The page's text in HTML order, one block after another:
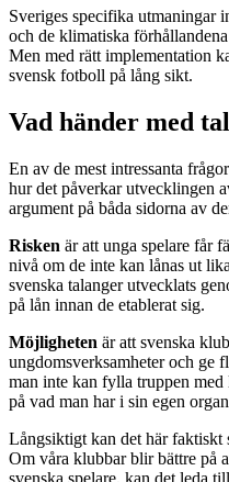
Sveriges specifika utmaningar
och de klimatiska
Men med rätt implementation
svensk fotboll på lång sikt.
Vad händer med
En av de mest intressanta
hur det påverkar utvecklingen
argument på båda sidorna av
Risken är att unga spelare får
nivå om de inte kan lånas ut
svenska talanger utvecklats
på lån innan de etablerat sig.
Möjligheten är att svenska
ungdomsverksamheter och ge
man inte kan fylla truppen med
på vad man har i sin egen
Långsiktigt kan det här faktiskt
Om våra klubbar blir bättre på